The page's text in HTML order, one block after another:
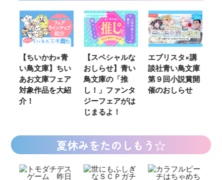
【ちいかわ×青
い鳥文庫】ちい
あお文庫フェア
対象作品を大紹
介！
【スペシャルな
おしらせ】青い
鳥文庫の「推
し！」ファンタ
ジーフェアがは
じまるよ！
エブリスタ×講
談社青い鳥文庫
第９回小説賞開
催のおしらせ
夏休みをたのしもう☆